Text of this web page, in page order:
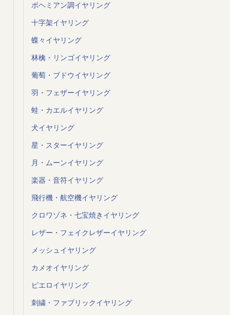
ボヘミアン調イヤリング
十字架イヤリング
蝶々イヤリング
林檎・リンゴイヤリング
葡萄・ブドウイヤリング
羽・フェザーイヤリング
蛙・カエルイヤリング
犬イヤリング
星・スターイヤリング
月・ムーンイヤリング
楽器・音符イヤリング
飛行機・航空機イヤリング
クロワゾネ・七宝焼きイヤリング
レザー・フェイクレザーイヤリング
メッシュイヤリング
カメオイヤリング
ピエロイヤリング
刺繍・ファブリックイヤリング